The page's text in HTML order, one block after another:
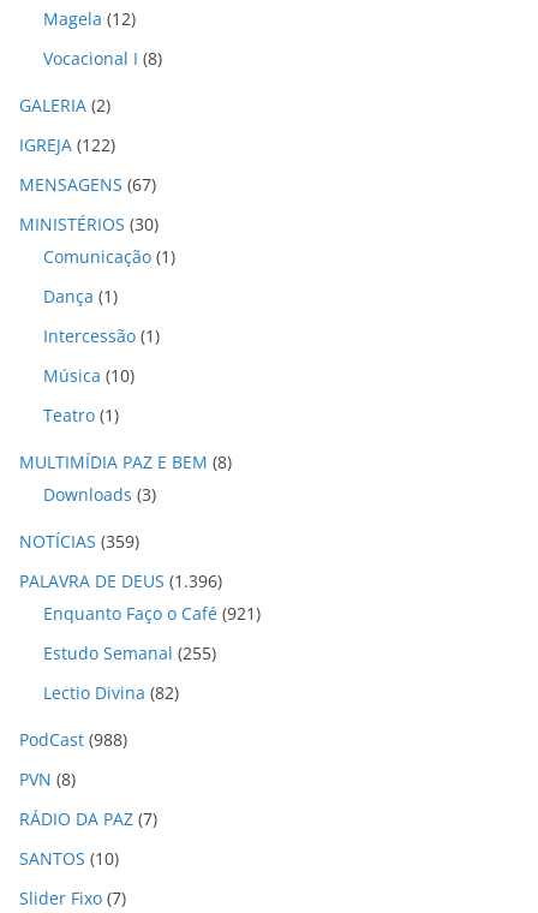
Magela (12)
Vocacional I (8)
GALERIA (2)
IGREJA (122)
MENSAGENS (67)
MINISTÉRIOS (30)
Comunicação (1)
Dança (1)
Intercessão (1)
Música (10)
Teatro (1)
MULTIMÍDIA PAZ E BEM (8)
Downloads (3)
NOTÍCIAS (359)
PALAVRA DE DEUS (1.396)
Enquanto Faço o Café (921)
Estudo Semanal (255)
Lectio Divina (82)
PodCast (988)
PVN (8)
RÁDIO DA PAZ (7)
SANTOS (10)
Slider Fixo (7)